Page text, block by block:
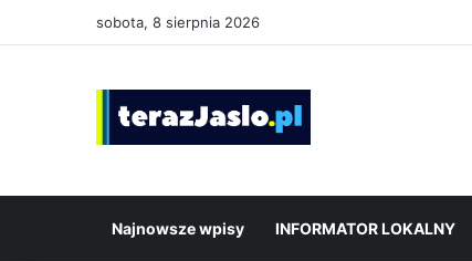
sobota, 8 sierpnia 2026
Najnowsze wpisy INFORMATOR LOKALNY